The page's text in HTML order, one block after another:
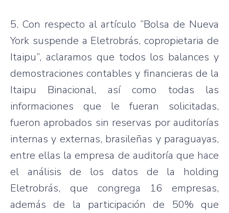
5. Con respecto al artículo “Bolsa de Nueva
York suspende a Eletrobrás, copropietaria de
Itaipu”, aclaramos que todos los balances y
demostraciones contables y financieras de la
Itaipu Binacional, así como todas las
informaciones que le fueran solicitadas,
fueron aprobados sin reservas por auditorías
internas y externas, brasileñas y paraguayas,
entre ellas la empresa de auditoría que hace
el análisis de los datos de la holding
Eletrobrás, que congrega 16 empresas,
además de la participación de 50% que